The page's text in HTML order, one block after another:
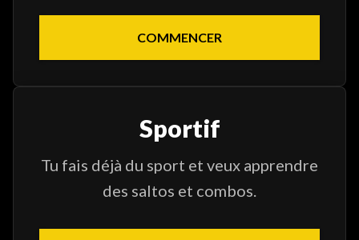
COMMENCER
Sportif
Tu fais déjà du sport et veux apprendre
des saltos et combos.